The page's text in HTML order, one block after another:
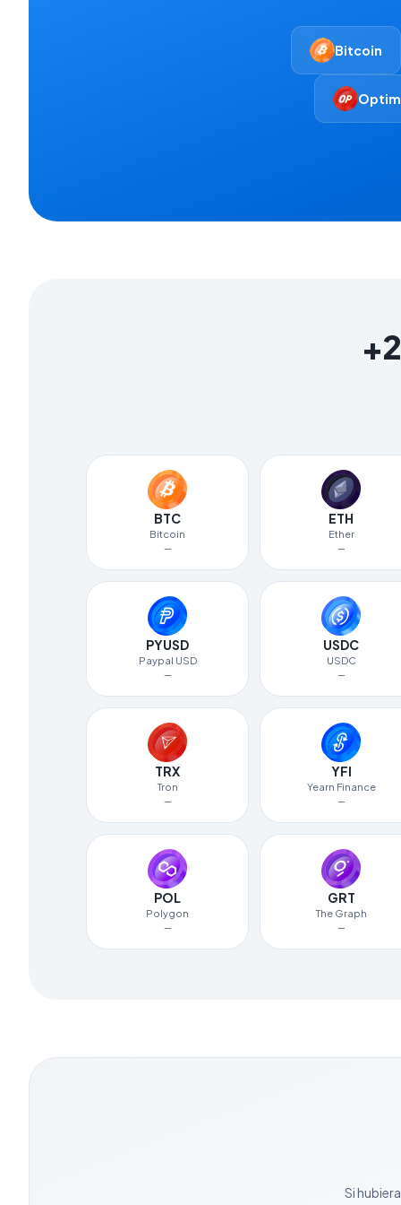
Bitcoin
BTC
Bitcoin
—
ETH
Ether
—
PYUSD
Paypal USD
—
USDC
USDC
—
TRX
Tron
—
YFI
Yearn Finance
—
POL
Polygon
—
GRT
The Graph
—
Si